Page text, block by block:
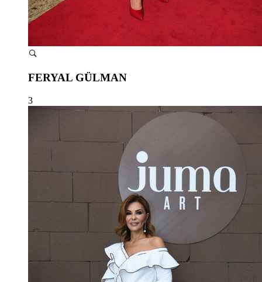
FERYAL GÜLMAN
3